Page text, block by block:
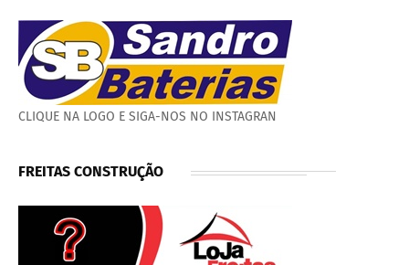
CLIQUE NA LOGO E SIGA-NOS NO INSTAGRAN
FREITAS CONSTRUÇÃO